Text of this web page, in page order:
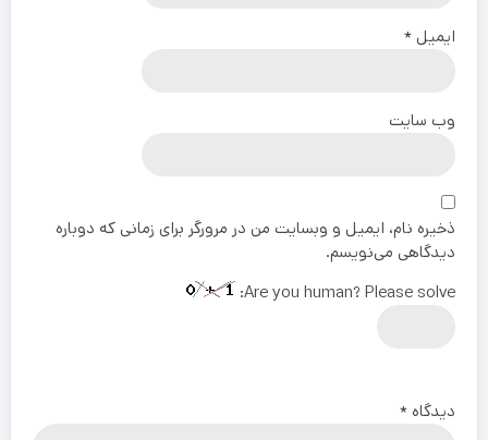
ایمیل*
وب‌ سایت
ذخیره نام، ایمیل و وبسایت من در مرورگر برای زمانی که دوباره
دیدگاهی می‌نویسم.
Are you human? Please solve:
دیدگاه *